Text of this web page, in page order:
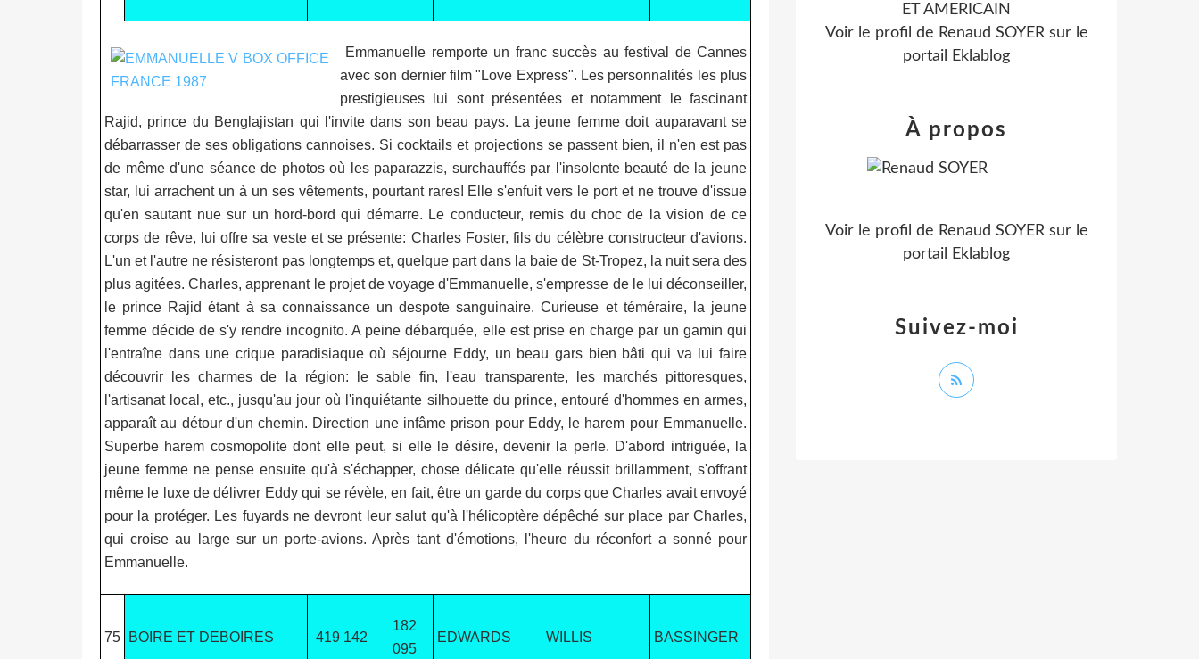
Emmanuelle remporte un franc succès au festival de Cannes
avec son dernier film "Love Express". Les personnalités les plus
prestigieuses lui sont présentées et notamment le fascinant
Rajid, prince du Benglajistan qui l'invite dans son beau pays. La jeune femme doit auparavant se
débarrasser de ses obligations cannoises. Si cocktails et projections se passent bien, il n'en est pas
de même d'une séance de photos où les paparazzis, surchauffés par l'insolente beauté de la jeune
star, lui arrachent un à un ses vêtements, pourtant rares! Elle s'enfuit vers le port et ne trouve d'issue
qu'en sautant nue sur un hord-bord qui démarre. Le conducteur, remis du choc de la vision de ce
corps de rêve, lui offre sa veste et se présente: Charles Foster, fils du célèbre constructeur d'avions.
L'un et l'autre ne résisteront pas longtemps et, quelque part dans la baie de St-Tropez, la nuit sera des
plus agitées. Charles, apprenant le projet de voyage d'Emmanuelle, s'empresse de le lui déconseiller,
le prince Rajid étant à sa connaissance un despote sanguinaire. Curieuse et téméraire, la jeune
femme décide de s'y rendre incognito. A peine débarquée, elle est prise en charge par un gamin qui
l'entraîne dans une crique paradisiaque où séjourne Eddy, un beau gars bien bâti qui va lui faire
découvrir les charmes de la région: le sable fin, l'eau transparente, les marchés pittoresques,
l'artisanat local, etc., jusqu'au jour où l'inquiétante silhouette du prince, entouré d'hommes en armes,
apparaît au détour d'un chemin. Direction une infâme prison pour Eddy, le harem pour Emmanuelle.
Superbe harem cosmopolite dont elle peut, si elle le désire, devenir la perle. D'abord intriguée, la
jeune femme ne pense ensuite qu'à s'échapper, chose délicate qu'elle réussit brillamment, s'offrant
même le luxe de délivrer Eddy qui se révèle, en fait, être un garde du corps que Charles avait envoyé
pour la protéger. Les fuyards ne devront leur salut qu'à l'hélicoptère dépêché sur place par Charles,
qui croise au large sur un porte-avions. Après tant d'émotions, l'heure du réconfort a sonné pour
Emmanuelle.
75 BOIRE ET DEBOIRES 419 142
182
095
EDWARDS WILLIS BASSINGER
ET AMERICAIN
Voir le profil de Renaud SOYERsur le
portail Eklablog
Suivez-moi
À propos
Voir le profil de Renaud SOYERsur le
portail Eklablog